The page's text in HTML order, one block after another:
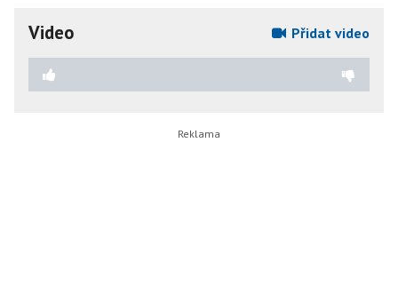
Video Přidat video